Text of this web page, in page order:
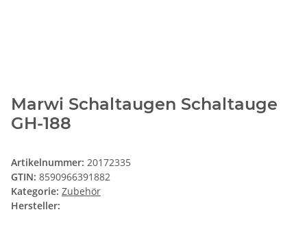
Marwi Schaltaugen Schaltauge
GH-188
Artikelnummer: 20172335
GTIN: 8590966391882
Kategorie: Zubehör
Hersteller: